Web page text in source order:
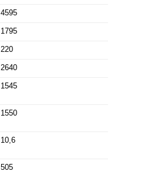
4595
1795
220
2640
1545
1550
10,6
505